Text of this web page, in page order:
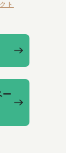
ト
ー